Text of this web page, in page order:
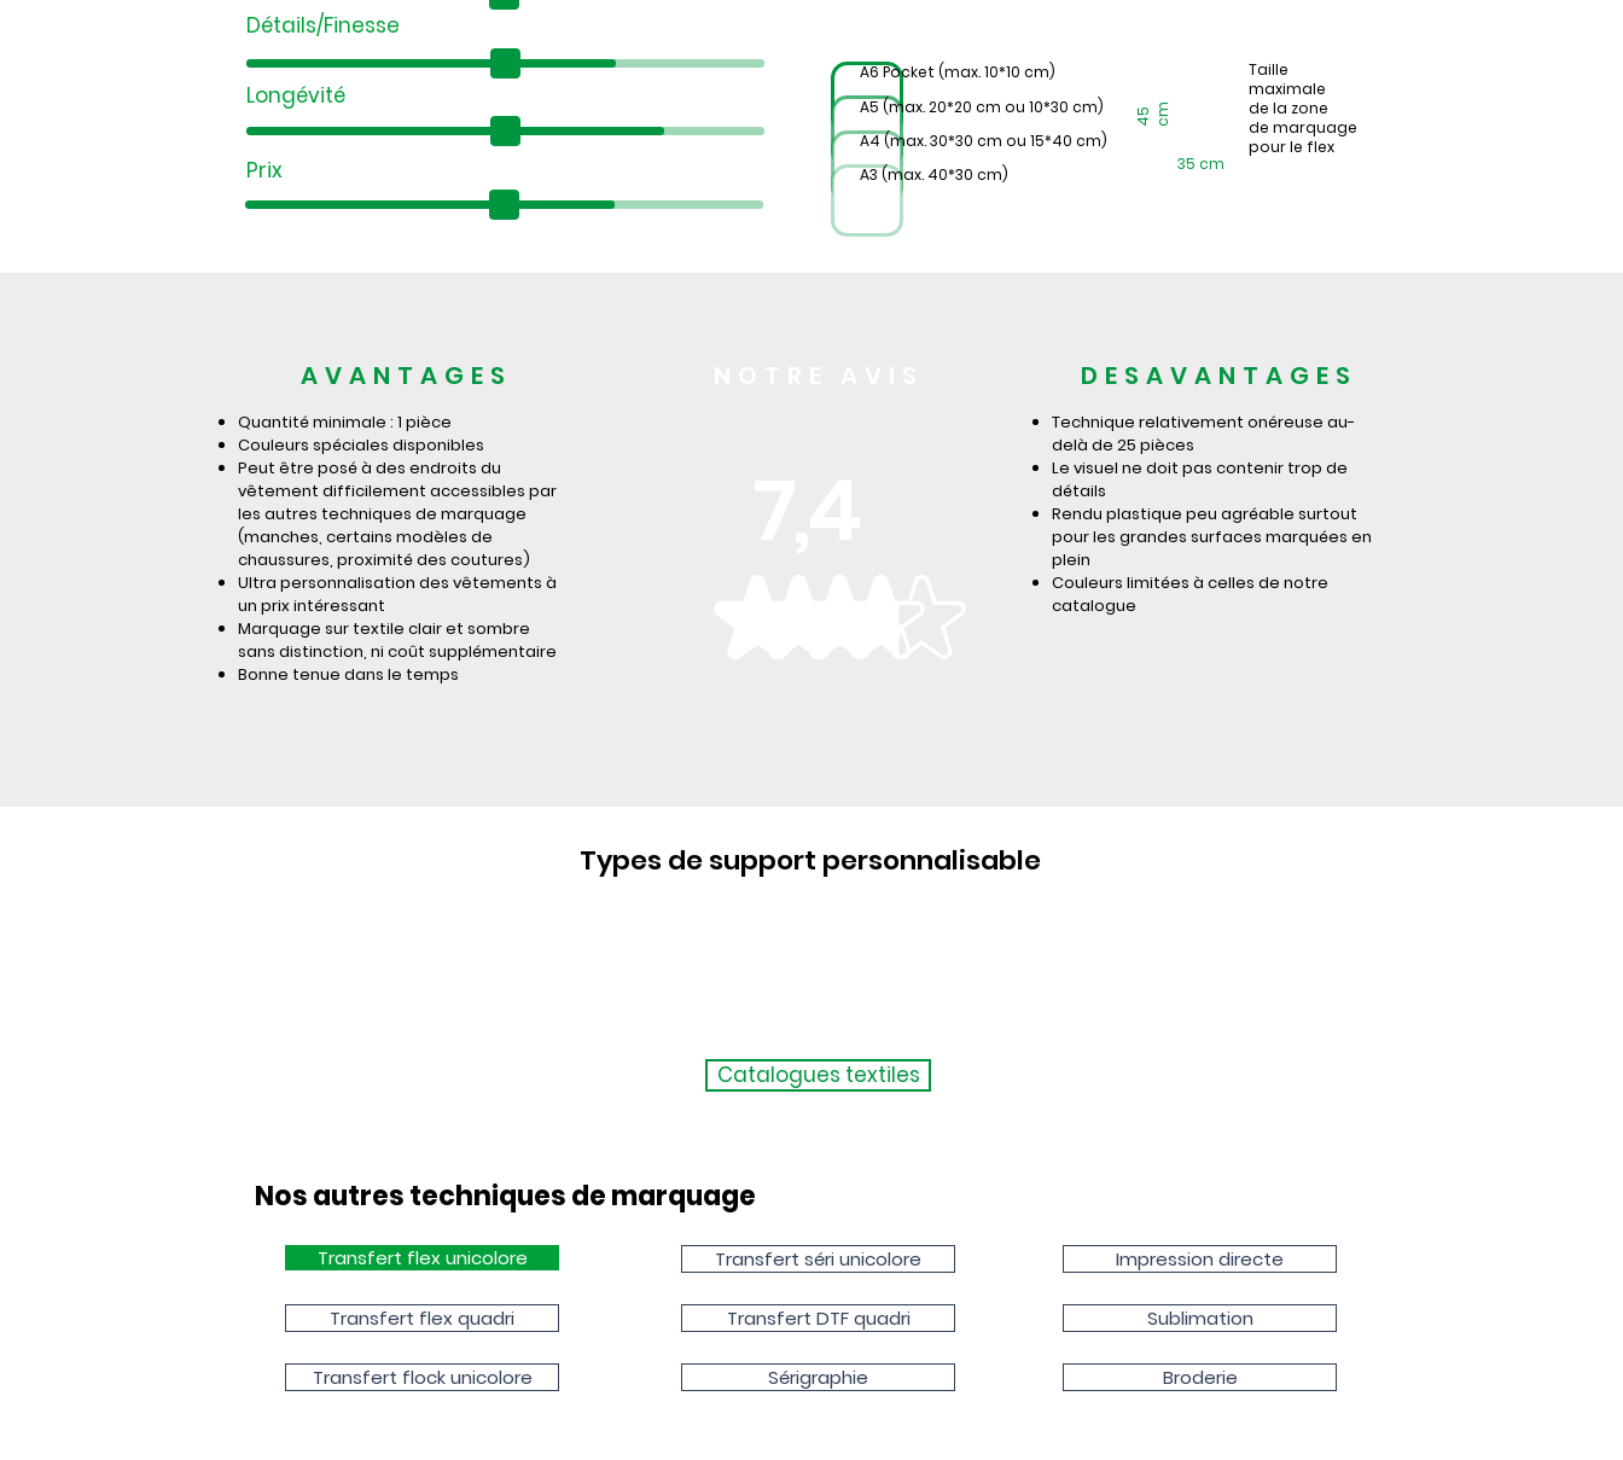
Détails/Finesse
Longévité
Prix
A6 Pocket (max. 10*10 cm)
A5 (max. 20*20 cm ou 10*30 cm)
A4 (max. 30*30 cm ou 15*40 cm)
A3 (max. 40*30 cm)
4
5
c m
35 cm
Taille
maximale
de la zone
de marquage
pour le flex
AVANTAGES
Quantité minimale : 1 pièce
Couleurs spéciales disponibles
Peut être posé à des endroits du
vêtement difficilement accessibles par
les autres techniques de marquage
(manches, certains modèles de
chaussures, proximité des coutures)
Ultra personnalisation des vêtements à
un prix intéressant
Marquage sur textile clair et sombre
sans distinction, ni coût supplémentaire
Bonne tenue dans le temps
DESAVANTAGES
Technique relativement onéreuse au-
delà de 25 pièces
Le visuel ne doit pas contenir trop de
détails
Rendu plastique peu agréable surtout
pour les grandes surfaces marquées en
plein
Couleurs limitées à celles de notre
catalogue
Types de support personnalisable
Catalogues textiles
Nos autres techniques de marquage
Transfert flex unicolore
Transfert flex quadri
Transfert flock unicolore
Transfert séri unicolore
Transfert DTF quadri
Sérigraphie
Impression directe
Sublimation
Broderie